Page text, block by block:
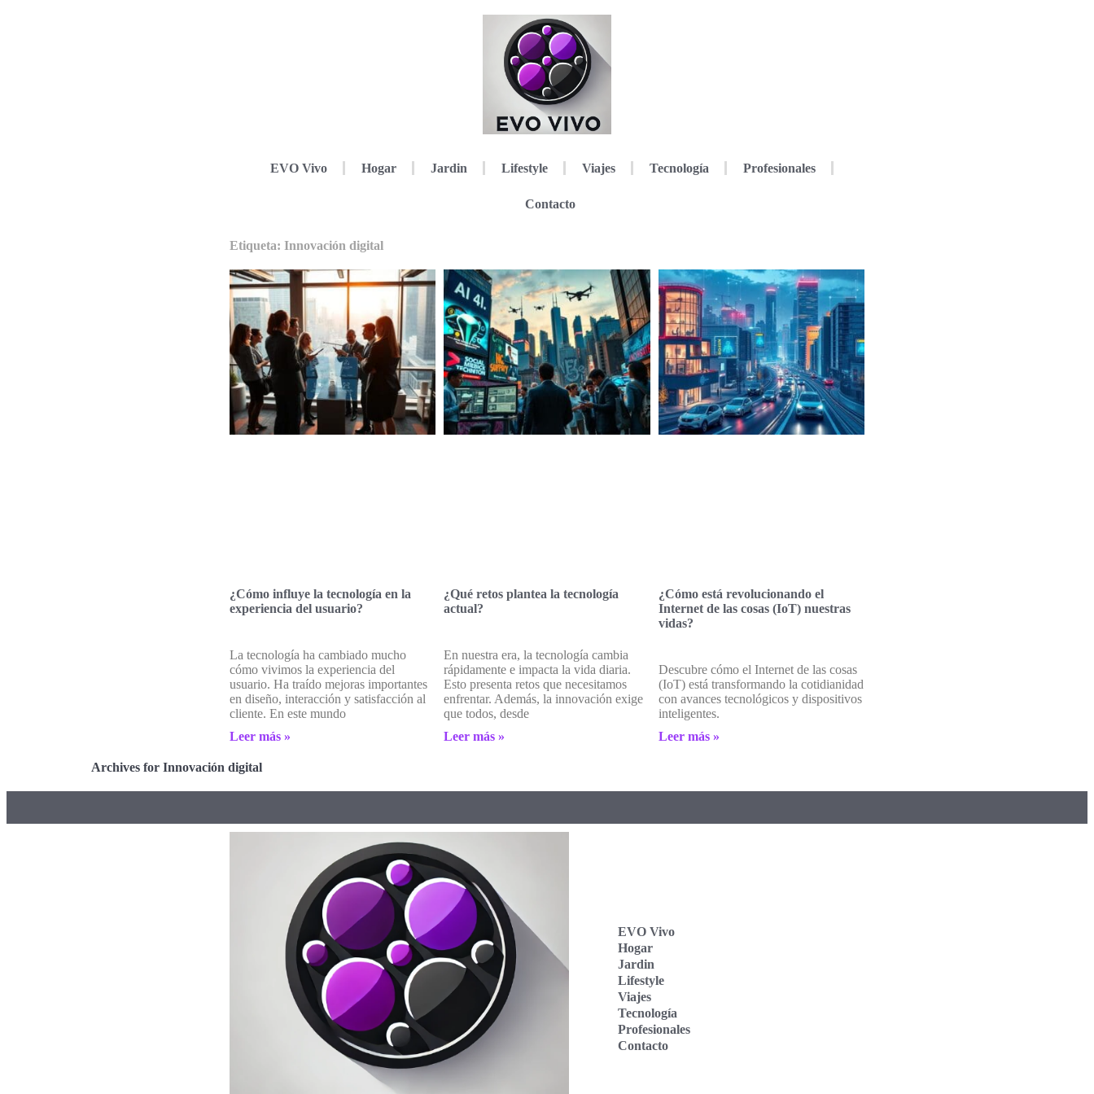
EVO Vivo Hogar Jardin Lifestyle Viajes Tecnología Profesionales
Contacto
Etiqueta: Innovación digital
¿Cómo influye la tecnología en la
experiencia del usuario?
La tecnología ha cambiado mucho
cómo vivimos la experiencia del
usuario. Ha traído mejoras importantes
en diseño, interacción y satisfacción al
cliente. En este mundo
Leer más »
¿Qué retos plantea la tecnología
actual?
En nuestra era, la tecnología cambia
rápidamente e impacta la vida diaria.
Esto presenta retos que necesitamos
enfrentar. Además, la innovación exige
que todos, desde
Leer más »
¿Cómo está revolucionando el
Internet de las cosas (IoT) nuestras
vidas?
Descubre cómo el Internet de las cosas
(IoT) está transformando la cotidianidad
con avances tecnológicos y dispositivos
inteligentes.
Leer más »
Archives for Innovación digital
EVO Vivo
Hogar
Jardin
Lifestyle
Viajes
Tecnología
Profesionales
Contacto